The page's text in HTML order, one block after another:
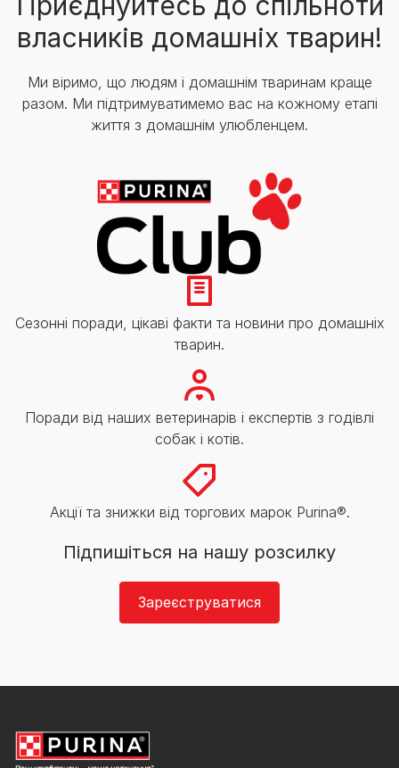
власників домашніх тварин!
Ми віримо, що людям і домашнім тваринам краще
разом. Ми підтримуватимемо вас на кожному етапі
життя з домашнім улюбленцем.
Сезонні поради, цікаві факти та новини про домашніх
тварин.
Поради від наших ветеринарів і експертів з годівлі
собак і котів.
Акції та знижки від торгових марок Purina®.
Підпишіться на нашу розсилку
Зареєструватися